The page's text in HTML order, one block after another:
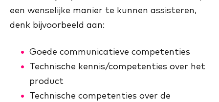
een wenselijke manier te kunnen assisteren,
denk bijvoorbeeld aan:
Goede communicatieve competenties
Technische kennis/competenties over het
product
Technische competenties over de